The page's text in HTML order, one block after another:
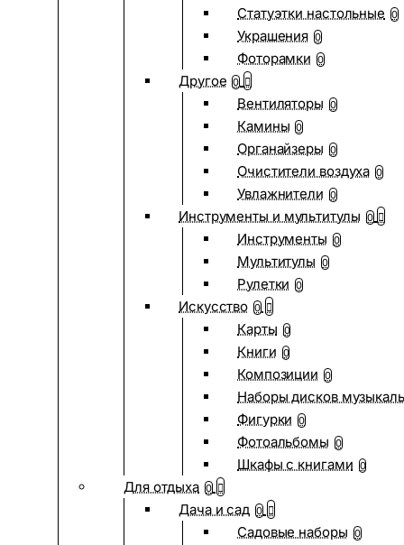
Статуэтки настольные 0
Украшения 0
Фоторамки 0
Другое 0
Вентиляторы 0
Камины 0
Органайзеры 0
Очистители воздуха 0
Увлажнители 0
Инструменты и мультитулы 0
Инструменты 0
Мультитулы 0
Рулетки 0
Искусство 0
Карты 0
Книги 0
Композиции 0
Наборы дисков
Фигурки 0
Фотоальбомы 0
Шкафы с книгами 0
Для отдыха 0
Дача и сад 0
Садовые наборы 0